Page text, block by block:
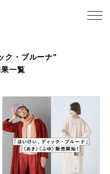
ク・ブルーナ"
一覧